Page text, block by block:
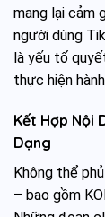
mang lại cảm
người dùng
là yếu tố
thực hiện
Kết Hợp Nội
Dạng
Không thể
– bao gồm